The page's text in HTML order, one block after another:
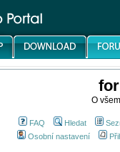
O
FAQ Hledat
Osobní nastavení